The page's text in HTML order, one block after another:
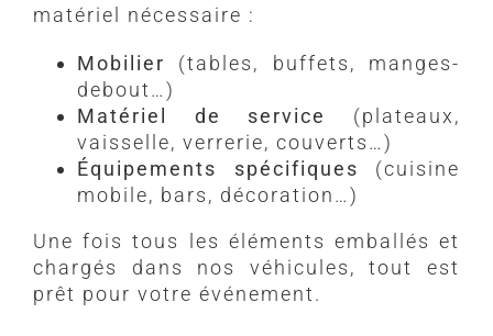
matériel nécessaire :
Mobilier (tables, buffets, manges-
debout…)
Matériel de service
(plateaux,
vaisselle, verrerie, couverts…)
Équipements spécifiques (cuisine
mobile, bars, décoration…)
Une fois tous les éléments emballés et
chargés dans nos véhicules, tout est
prêt pour votre événement.